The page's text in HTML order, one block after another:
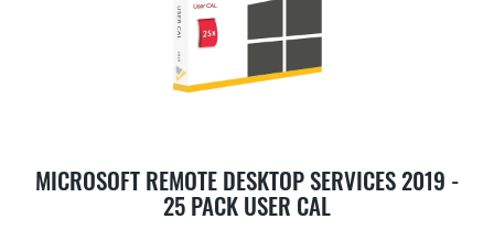
MICROSOFT REMOTE DESKTOP SERVICES 2019 -
25 PACK USER CAL